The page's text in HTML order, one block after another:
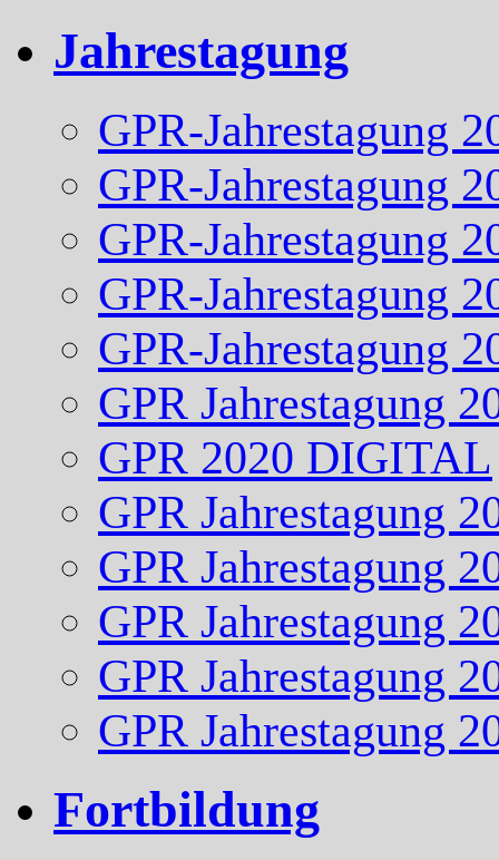
Jahrestagung
GPR-Jahrestagung
GPR-Jahrestagung
GPR-Jahrestagung
GPR-Jahrestagung
GPR-Jahrestagung
GPR Jahrestagung
GPR 2020 DIGITAL
GPR Jahrestagung
GPR Jahrestagung
GPR Jahrestagung
GPR Jahrestagung
GPR Jahrestagung
Fortbildung